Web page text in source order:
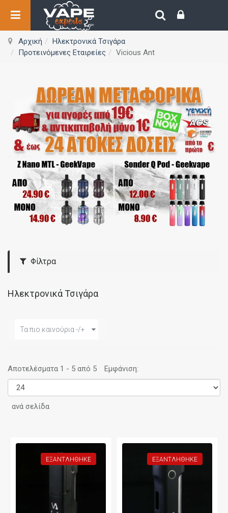
Αρχική
Ηλεκτρονικά Τσιγάρα
Προτεινόμενες Εταιρείες
Vicious Ant
Φίλτρα
Ηλεκτρονικά Τσιγάρα
Τα πιο καινούρια -/+
Αποτελέσματα 1 - 5 από 5 Εμφάνιση:
ανά σελίδα
ΕΞΑΝΤΛΉΘΗΚΕ ΕΞΑΝΤΛΉΘΗΚΕ